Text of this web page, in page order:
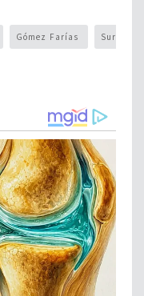
Gómez Farías Sur